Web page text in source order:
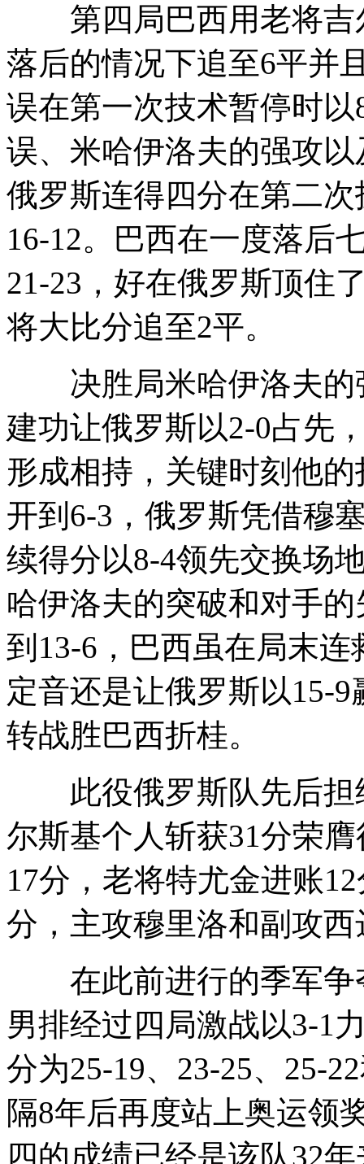
第四局巴西用老将吉
落后的情况下追至6平并
误在第一次技术暂停时
误、米哈伊洛夫的强攻
俄罗斯连得四分在第二
16-12。巴西在一度落后
21-23，好在俄罗斯顶住
将大比分追至2平。
决胜局米哈伊洛夫的
建功让俄罗斯以2-0占先
形成相持，关键时刻他
开到6-3，俄罗斯凭借穆
续得分以8-4领先交换场
哈伊洛夫的突破和对手
到13-6，巴西虽在局末
定音还是让俄罗斯以15-
转战胜巴西折桂。
此役俄罗斯队先后担
尔斯基个人斩获31分荣
17分，老将特尤金进账
分，主攻穆里洛和副攻
在此前进行的季军争
男排经过四局激战以3-1
分为25-19、23-25、25-
隔8年后再度站上奥运领
四的成绩已经是该队32